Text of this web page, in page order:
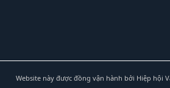
Website này được đồng vận hành bởi Hiệp hội